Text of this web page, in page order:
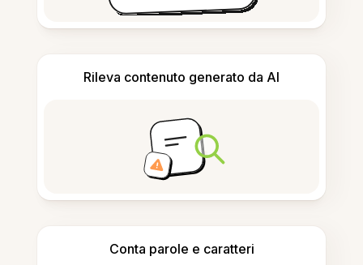
Rileva contenuto generato da AI
Conta parole e caratteri